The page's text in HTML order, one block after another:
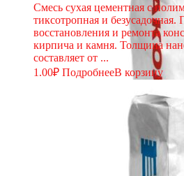
Смесь сухая цементная с
тиксотропная и безусадочная.
восстановления и ремонта
кирпича и камня. Толщина
составляет от ...
1.00₽ ПодробнееВ корзину